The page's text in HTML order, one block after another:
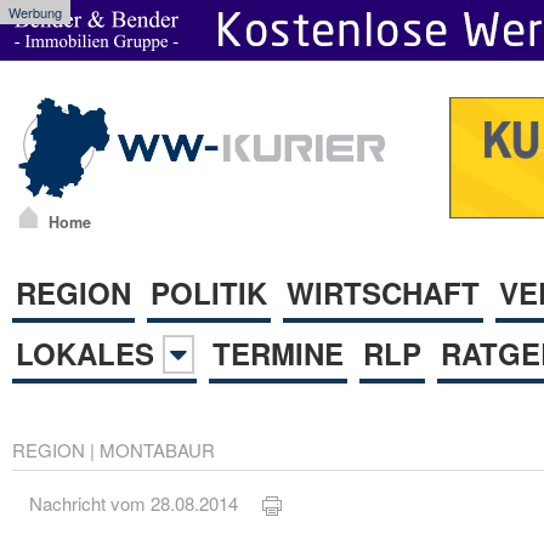
Werbung
Home
REGION POLITIK WIRTSCHAFT
LOKALES
TERMINE RLP
REGION | MONTABAUR
Nachricht vom 28.08.2014